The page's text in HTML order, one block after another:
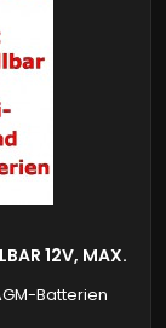
12V, MAX.
Batterien